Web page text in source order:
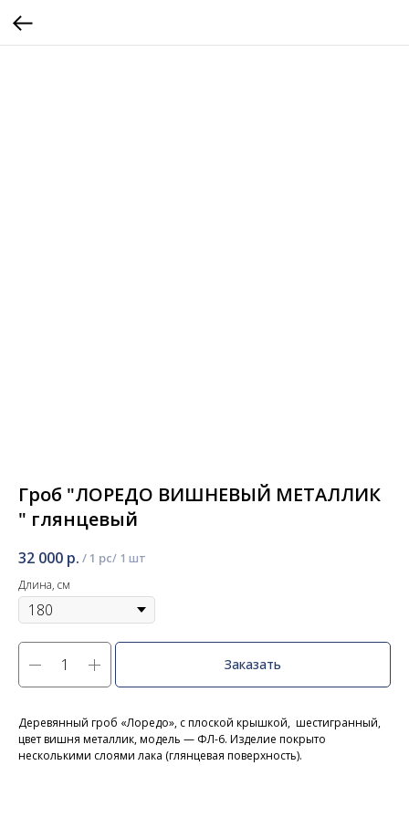
Гроб "ЛОРЕДО ВИШНЕВЫЙ МЕТАЛЛИК
" глянцевый
32 000 р. / 1 pc
Длина, см
Заказать
Деревянный гроб «Лоредо», с плоской крышкой, шестигранный,
цвет вишня металлик, модель — ФЛ-6. Изделие покрыто
несколькими слоями лака (глянцевая поверхность).